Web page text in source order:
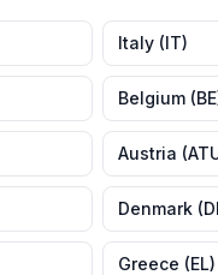
Italy (IT)
Belgium (BE
Austria (
Denmark (
Greece (EL)